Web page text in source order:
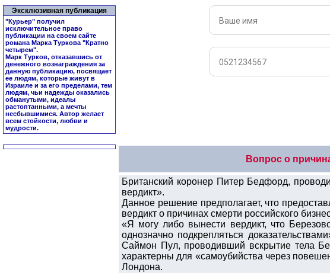
Эксклюзивная публикация
"Курьер" получил
исключительное право
публикации на своем сайте
романа Марка Туркова "Кратно
четырем".
Марк Турков, отказавшись от
денежного вознаграждения за
данную публикацию, посвящает
ее людям, которые живут в
Израиле и за его пределами, тем
людям, чьи надежды оказались
обманутыми, идеалы
растоптанными, а мечты
несбывшимися. Автор желает
всем стойкости, любви и
мудрости.
Вопрос о
Британский коронер Питер Бедфорд,
вердикт».
Данное решение предполагает, что
вердикт о причинах смерти российского
«Я могу либо вынести вердикт, что
однозначно подкрепляться
Саймон Пул, проводивший вскрытие тела
характерны для «самоубийства через
Лондона.